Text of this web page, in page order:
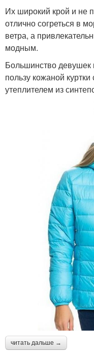
Их широкий крой и не
отлично согреться в
ветра, а
модным.
Большинство
пользу кожаной
утеплителем из
читать дальше →